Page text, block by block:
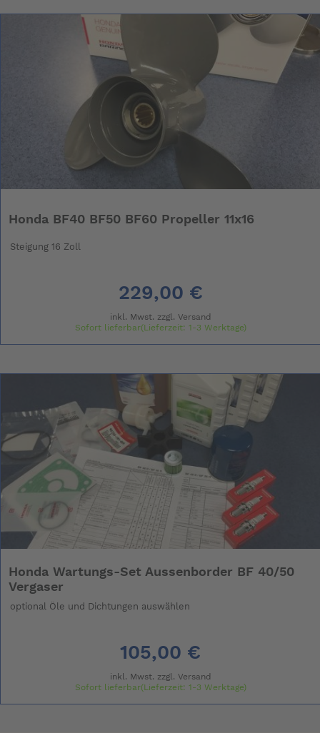
Honda BF40 BF50 BF60 Propeller 11x16
Steigung 16 Zoll
229,00 €
inkl. Mwst. zzgl. Versand
Sofort lieferbar(Lieferzeit: 1-3 Werktage)
Honda Wartungs-Set Aussenborder BF 40/50
Vergaser
optional Öle und Dichtungen auswählen
105,00 €
inkl. Mwst. zzgl. Versand
Sofort lieferbar(Lieferzeit: 1-3 Werktage)